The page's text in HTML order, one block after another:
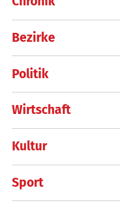
Bezirke
Politik
Wirtschaft
Kultur
Sport